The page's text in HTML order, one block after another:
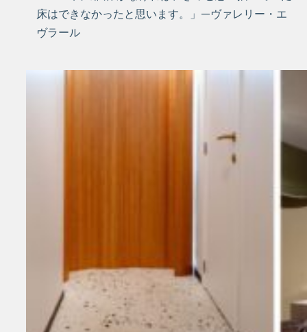
床はできなかったと思います。」—ヴァレリー・エ
ヴラール